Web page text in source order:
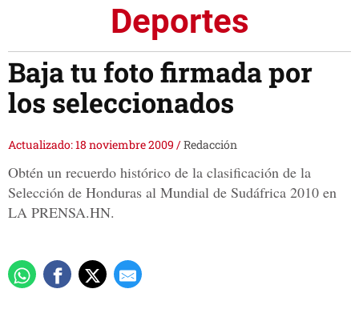
Deportes
Baja tu foto firmada por
los seleccionados
Actualizado: 18 noviembre 2009 /Redacción
Obtén un recuerdo histórico de la clasificación de la
Selección de Honduras al Mundial de Sudáfrica 2010 en
LA PRENSA.HN.